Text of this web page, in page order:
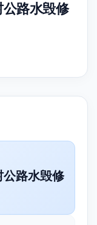
路水毁修
路水毁修